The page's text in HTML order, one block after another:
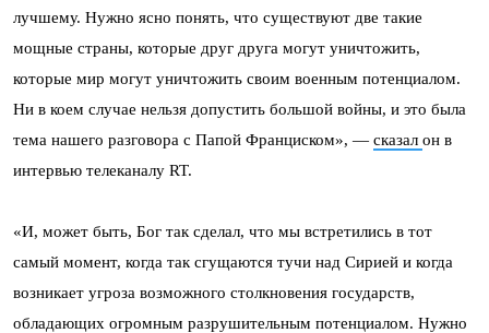
лучшему. Нужно ясно понять, что существуют две такие
мощные страны, которые друг друга могут уничтожить,
которые мир могут уничтожить своим военным потенциалом.
Ни в коем случае нельзя допустить большой войны, и это была
тема нашего разговора с Папой Франциском», — сказал он в
интервью телеканалу RT.
«И, может быть, Бог так сделал, что мы встретились в тот
самый момент, когда так сгущаются тучи над Сирией и когда
возникает угроза возможного столкновения государств,
обладающих огромным разрушительным потенциалом. Нужно